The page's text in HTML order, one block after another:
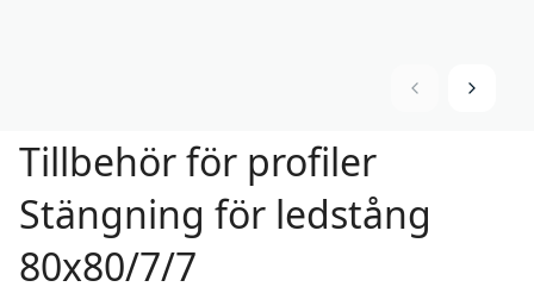
Tillbehör för profiler
Stängning för ledstång
80x80/7/7